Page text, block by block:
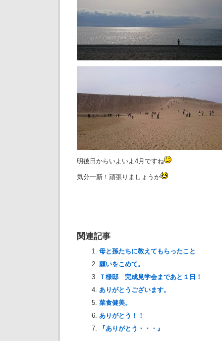
明後日からいよいよ4月ですね
気分一新！頑張りましょうか
関連記事
母と孫たちに教えてもらったこと
願いをこめて。
Ｔ様邸 完成見学会まであと１日！
ありがとうございます。
菜食健美。
ありがとう！！
『ありがとう・・・』